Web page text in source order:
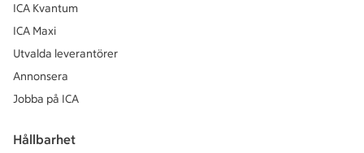
ICA Kvantum
ICA Maxi
Utvalda leverantörer
Annonsera
Jobba på ICA
Hållbarhet